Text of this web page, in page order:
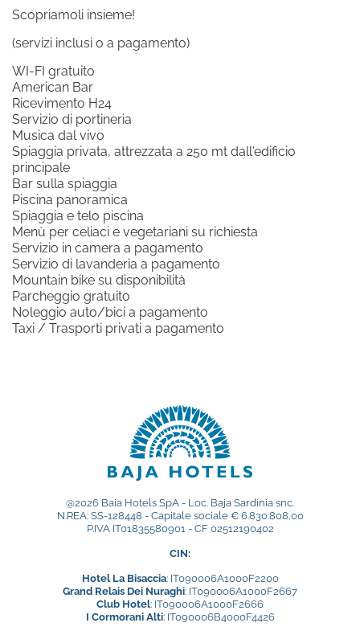
Ho letto e accettato l'
sulla privacy
dati personali.
Acconsento al trattamento dei
dati come risultante dell'
privacyper le finalità di invio di
materiale promozionale.
Iscrivimi alla newsletter!
RISTORANTI E BAR
OFFERTE
SCOPRI I NOSTRI HOTEL
Hotel La Bisaccia
Club Hotel
TORNA ALLA HOMEPAGE DEL GRUPPO
SEGUICI SUI SOCIAL
Scopriamoli insieme!
(servizi inclusi o a pagamento)
WI-FI gratuito
American Bar
Ricevimento H24
Servizio di portineria
Musica dal vivo
Spiaggia privata, attrezzata a 250 mt dall'edificio
principale
Bar sulla spiaggia
Piscina panoramica
Spiaggia e telo piscina
Menù per celiaci e vegetariani su richiesta
Servizio in camera a pagamento
Servizio di lavanderia a pagamento
Mountain bike su disponibilità
Parcheggio gratuito
Noleggio auto/bici a pagamento
Taxi / Trasporti privati a pagamento
@2026 Baia Hotels SpA - Loc. Baja Sardinia snc.
N.REA: SS-128448 - Capitale sociale € 6.830.808,00
P.IVA IT01835580901 - CF 02512190402
CIN:
Hotel La Bisaccia: IT090006A1000F2200
Grand Relais Dei Nuraghi: IT090006A1000F2667
Club Hotel: IT090006A1000F2666
I Cormorani Alti: IT090006B4000F4426